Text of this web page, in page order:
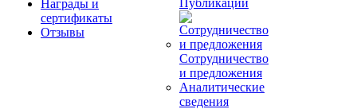
Награды и
сертификаты
Отзывы
Публикации
Сотрудничество
и предложения
Аналитические
сведения